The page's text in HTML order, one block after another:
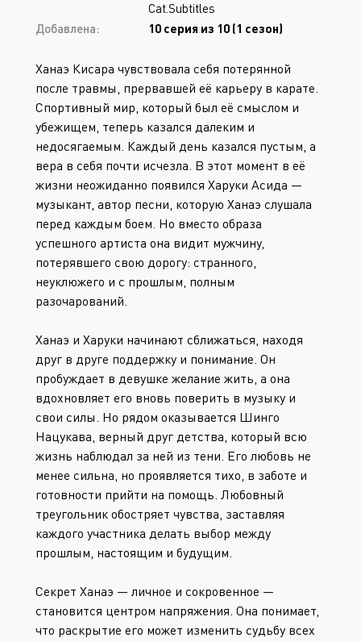
Cat.Subtitles
Добавлена:
10 серия из 10 (1 сезон)
Ханаэ Кисара чувствовала себя потерянной
после травмы, прервавшей её карьеру в карате.
Спортивный мир, который был её смыслом и
убежищем, теперь казался далеким и
недосягаемым. Каждый день казался пустым, а
вера в себя почти исчезла. В этот момент в её
жизни неожиданно появился Харуки Асида —
музыкант, автор песни, которую Ханаэ слушала
перед каждым боем. Но вместо образа
успешного артиста она видит мужчину,
потерявшего свою дорогу: странного,
неуклюжего и с прошлым, полным
разочарований.
Ханаэ и Харуки начинают сближаться, находя
друг в друге поддержку и понимание. Он
пробуждает в девушке желание жить, а она
вдохновляет его вновь поверить в музыку и
свои силы. Но рядом оказывается Шинго
Нацукава, верный друг детства, который всю
жизнь наблюдал за ней из тени. Его любовь не
менее сильна, но проявляется тихо, в заботе и
готовности прийти на помощь. Любовный
треугольник обостряет чувства, заставляя
каждого участника делать выбор между
прошлым, настоящим и будущим.
Секрет Ханаэ — личное и сокровенное —
становится центром напряжения. Она понимает,
что раскрытие его может изменить судьбу всех